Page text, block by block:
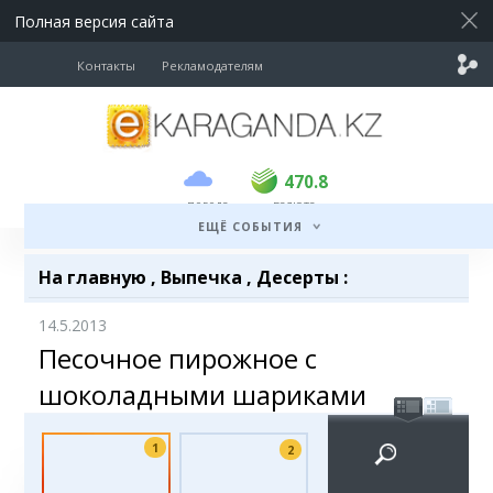
Полная версия сайта
Контакты Рекламодателям
погода
470.8
USD 468.5 470.8
валюта
ЕЩЁ СОБЫТИЯ
На главную , Выпечка , Десерты :
14.5.2013
Песочное пирожное с
шоколадными шариками
1 2